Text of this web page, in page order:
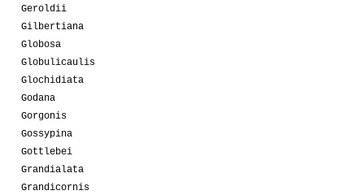
Geroldii
Gilbertiana
Globosa
Globulicaulis
Glochidiata
Godana
Gorgonis
Gossypina
Gottlebei
Grandialata
Grandicornis